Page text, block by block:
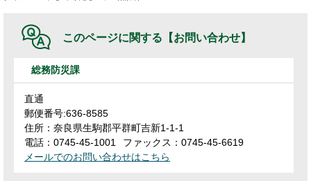
このページに関する 【お問い合わせ】
総務防災課
直通
郵便番号:636-8585
住所：奈良県生駒郡平群町吉新1-1-1
電話：0745-45-1001
ファックス：0745-45-6619
メールでのお問い合わせはこちら